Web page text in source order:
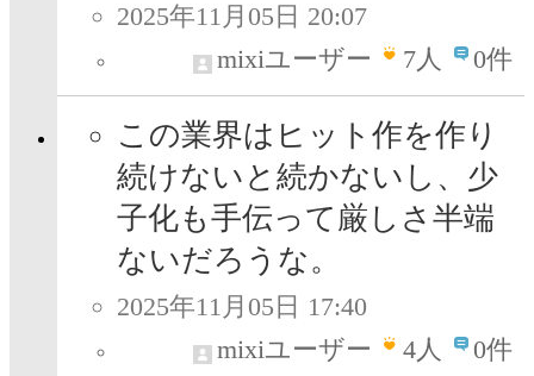
2025年11月05日 20:07
mixiユーザー
7人 0件
この業界はヒット作を作り
続けないと続かないし、少
子化も手伝って厳しさ半端
ないだろうな。
2025年11月05日 17:40
mixiユーザー
4人 0件